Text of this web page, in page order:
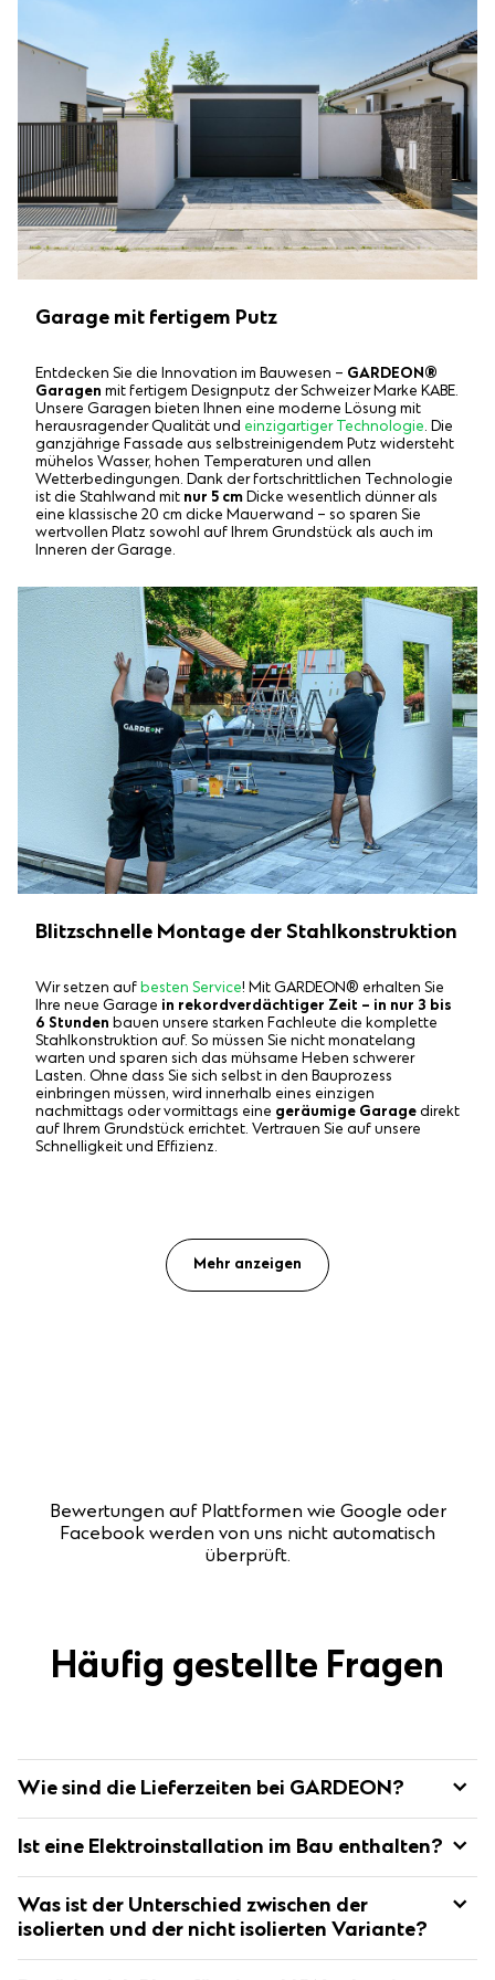
Garage mit fertigem Putz
Entdecken Sie die Innovation im Bauwesen – GARDEON®
Garagen mit fertigem Designputz der Schweizer Marke KABE.
Unsere Garagen bieten Ihnen eine moderne Lösung mit
herausragender Qualität und einzigartiger Technologie. Die
ganzjährige Fassade aus selbstreinigendem Putz widersteht
mühelos Wasser, hohen Temperaturen und allen
Wetterbedingungen. Dank der fortschrittlichen Technologie
ist die Stahlwand mit nur 5 cmDicke wesentlich dünner als
eine klassische 20 cm dicke Mauerwand – so sparen Sie
wertvollen Platz sowohl auf Ihrem Grundstück als auch im
Inneren der Garage.
Blitzschnelle Montage der Stahlkonstruktion
Wir setzen aufbesten Service! Mit GARDEON® erhalten Sie
Ihre neue Garage in rekordverdächtiger Zeit – in nur 3 bis
6 Stunden bauen unsere starken Fachleute die komplette
Stahlkonstruktion auf. So müssen Sie nicht monatelang
warten und sparen sich das mühsame Heben schwerer
Lasten. Ohne dass Sie sich selbst in den Bauprozess
einbringen müssen, wird innerhalb eines einzigen
nachmittags oder vormittags eine geräumige Garagedirekt
auf Ihrem Grundstück errichtet. Vertrauen Sie auf unsere
Schnelligkeit und Effizienz.
Mehr anzeigen
Bewertungen auf Plattformen wie Google oder
Facebook werden von uns nicht automatisch
überprüft.
Häufig gestellte Fragen
Wie sind die Lieferzeiten bei GARDEON?
Wochen nach Eingang der Anzahlung.
Ist eine Elektroinstallation im Bau enthalten?
enthalten.
Was ist der Unterschied zwischen der
isolierten und der nicht isolierten Variante?